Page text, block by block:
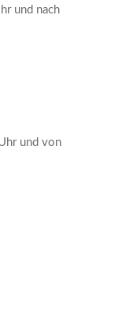
und nach
und von